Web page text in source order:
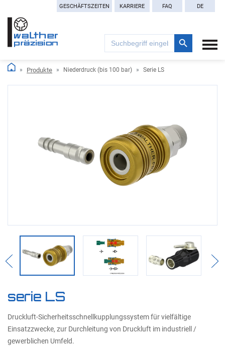
GESCHÄFTSZEITEN KARRIERE FAQ DE
Search
for:
Search Button
Produkte Niederdruck (bis 100 bar) Serie LS
Previous
serie LS
Druckluft-Sicherheitsschnellkupplungssystem für vielfältige
Einsatzzwecke, zur Durchleitung von Druckluft im industriell /
gewerblichen Umfeld.